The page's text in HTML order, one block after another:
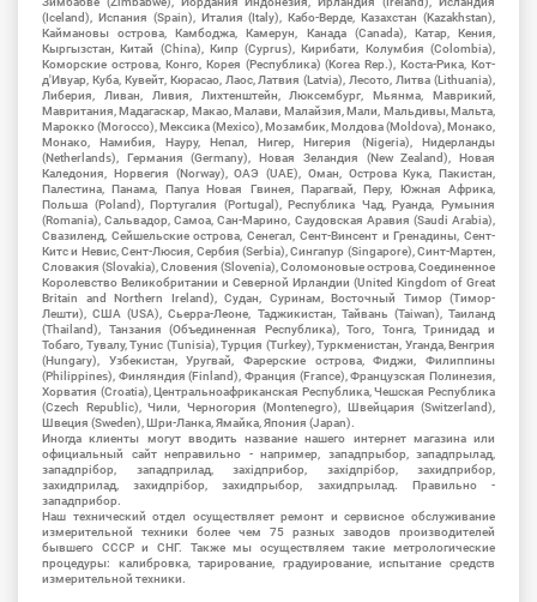
(Iceland), Испания (Spain), Италия (Italy), Кабо-Верде, Казахстан (Kazakhstan),
Каймановы острова, Камбоджа, Камерун, Канада (Canada), Катар, Кения,
Кыргызстан, Китай (China), Кипр (Cyprus), Кирибати, Колумбия (Colombia),
Коморские острова, Конго, Корея (Республика) (Korea Rep.), Коста-Рика, Кот-
д'Ивуар, Куба, Кувейт, Кюрасао, Лаос, Латвия (Latvia), Лесото, Литва (Lithuania),
Либерия, Ливан, Ливия, Лихтенштейн, Люксембург, Мьянма, Маврикий,
Мавритания, Мадагаскар, Макао, Малави, Малайзия, Мали, Мальдивы, Мальта,
Марокко (Morocco), Мексика (Mexico), Мозамбик, Молдова (Moldova), Монако,
Монако, Намибия, Науру, Непал, Нигер, Нигерия (Nigeria), Нидерланды
(Netherlands), Германия (Germany), Новая Зеландия (New Zealand), Новая
Каледония, Норвегия (Norway), ОАЭ (UAE), Оман, Острова Кука, Пакистан,
Палестина, Панама, Папуа Новая Гвинея, Парагвай, Перу, Южная Африка,
Польша (Poland), Португалия (Portugal), Республика Чад, Руанда, Румыния
(Romania), Сальвадор, Самоа, Сан-Марино, Саудовская Аравия (Saudi Arabia),
Свазиленд, Сейшельские острова, Сенегал, Сент-Винсент и Гренадины, Сент-
Китс и Невис, Сент-Люсия, Сербия (Serbia), Сингапур (Singapore), Синт-Мартен,
Словакия (Slovakia), Словения (Slovenia), Соломоновые острова, Соединенное
Королевство Великобритании и Северной Ирландии (United Kingdom of Great
Britain and Northern Ireland), Судан, Суринам, Восточный Тимор (Тимор-
Лешти), США (USA), Сьерра-Леоне, Таджикистан, Тайвань (Taiwan), Таиланд
(Thailand), Танзания (Объединенная Республика), Того, Тонга, Тринидад и
Тобаго, Тувалу, Тунис (Tunisia), Турция (Turkey), Туркменистан, Уганда, Венгрия
(Hungary), Узбекистан, Уругвай, Фарерские острова, Фиджи, Филиппины
(Philippines), Финляндия (Finland), Франция (France), Французская Полинезия,
Хорватия (Croatia), Центральноафриканская Республика, Чешская Республика
(Czech Republic), Чили, Черногория (Montenegro), Швейцария (Switzerland),
Швеция (Sweden), Шри-Ланка, Ямайка, Япония (Japan).
Иногда клиенты могут вводить название нашего интернет магазина или
официальный сайт неправильно - например, западпрыбор, западпрылад,
западпрібор, западприлад, західприбор, західпрібор, захидприбор,
захидприлад, захидпрібор, захидпрыбор, захидпрылад. Правильно -
западприбор.
Наш технический отдел осуществляет ремонт и сервисное обслуживание
измерительной техники более чем 75 разных заводов производителей
бывшего СССР и СНГ. Также мы осуществляем такие метрологические
процедуры: калибровка, тарирование, градуирование, испытание средств
измерительной техники.